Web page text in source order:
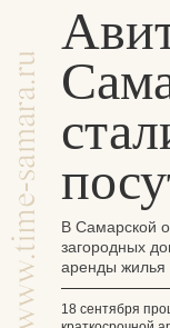
В Самарской
загородных
аренды жилья
18 сентября